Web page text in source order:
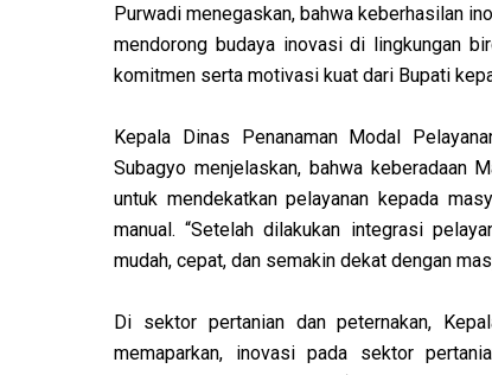
Purwadi menegaskan, bahwa keberhasilan
mendorong budaya inovasi di lingkungan
komitmen serta motivasi kuat dari Bupati
Kepala Dinas Penanaman Modal
Subagyo menjelaskan, bahwa keberadaan
untuk mendekatkan pelayanan kepada
manual. “Setelah dilakukan integrasi
mudah, cepat, dan semakin dekat dengan
Di sektor pertanian dan peternakan,
memaparkan, inovasi pada sektor